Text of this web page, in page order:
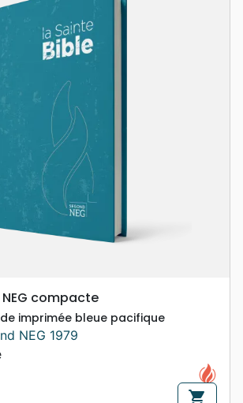
compacte
imprimée bleue pacifique
NEG 1979
shopping_cart